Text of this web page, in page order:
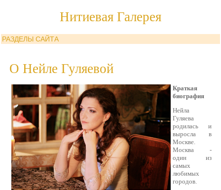
Нитиевая Галерея
РАЗДЕЛЫ САЙТА
О Нейле Гуляевой
Краткая
биография
Нейла
Гуляева
родилась и
выросла в
Москве.
Москва -
один из
самых
любимых
городов.